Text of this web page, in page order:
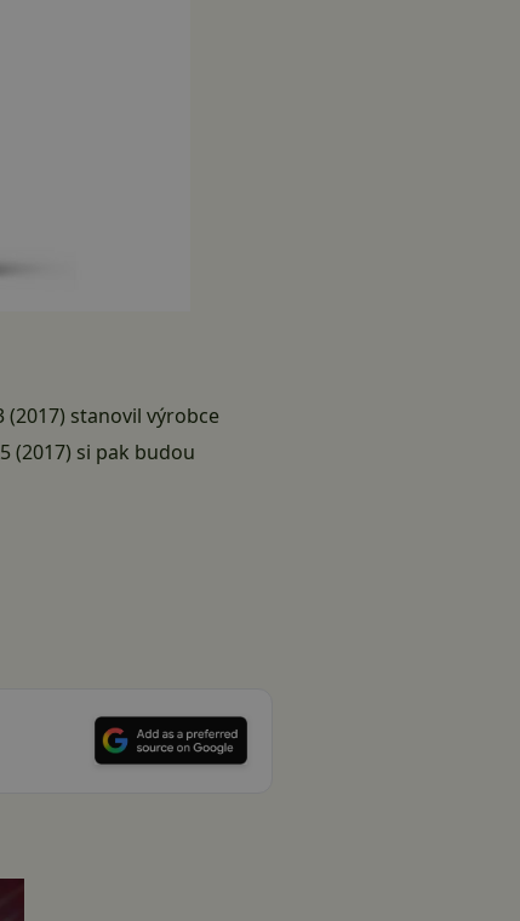
(2017) stanovil výrobce
(2017) si pak budou